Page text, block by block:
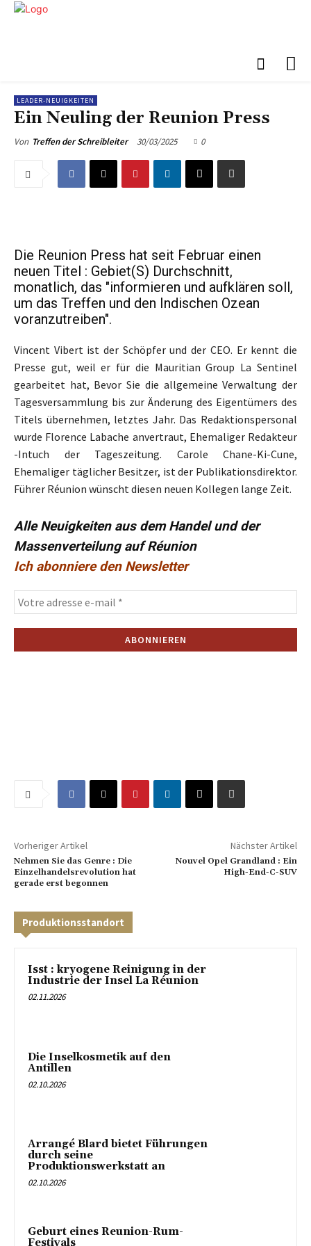
LEADER-NEUIGKEITEN
Ein Neuling der Reunion Press
Von Treffen der Schreibleiter 30/03/2025 0
Die Reunion Press hat seit Februar einen
neuen Titel : Gebiet(S) Durchschnitt,
monatlich, das "informieren und aufklären soll,
um das Treffen und den Indischen Ozean
voranzutreiben".
Vincent Vibert ist der Schöpfer und der CEO. Er kennt die
Presse gut, weil er für die Mauritian Group La Sentinel
gearbeitet hat, Bevor Sie die allgemeine Verwaltung der
Tagesversammlung bis zur Änderung des Eigentümers des
Titels übernehmen, letztes Jahr. Das Redaktionspersonal
wurde Florence Labache anvertraut, Ehemaliger Redakteur
-Intuch der Tageszeitung. Carole Chane-Ki-Cune,
Ehemaliger täglicher Besitzer, ist der Publikationsdirektor.
Führer Réunion wünscht diesen neuen Kollegen lange Zeit.
Alle Neuigkeiten aus dem Handel und der
Massenverteilung auf Réunion
Ich abonniere den Newsletter
Vorheriger Artikel
Nehmen Sie das Genre : Die
Einzelhandelsrevolution hat
gerade erst begonnen
Nächster Artikel
Nouvel Opel Grandland : Ein
High-End-C-SUV
Produktionsstandort
Isst : kryogene Reinigung in der
Industrie der Insel La Réunion
02.11.2026
Die Inselkosmetik auf den
Antillen
02.10.2026
Arrangé Blard bietet Führungen
durch seine
Produktionswerkstatt an
02.10.2026
Geburt eines Reunion-Rum-
Festivals